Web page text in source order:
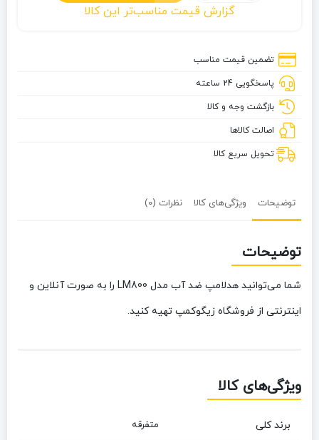
ضد
LM800
گزارش قیمت مناسب‌تر این کالا
تضمین قیمت مناسب
پاسخگویی 24 ساعته
بازگشت وجه و کالا
اصالت کالاها
تحویل سریع کالا
توضیحات ویژگی‌های کالا نظرات (0)
توضیحات
شما می‌توانید هدلامپ ضد آب مدل LM800 را به صورت آنلاین و
اینترنتی از فروشگاه زیگوکمپ تهیه کنید.
ویژگی‌های کالا
برند کلی متفرقه